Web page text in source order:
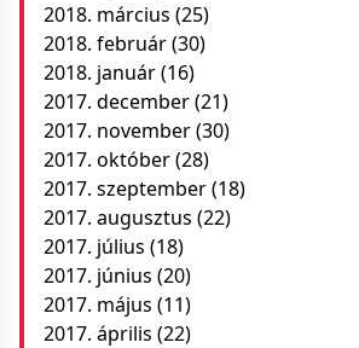
2018. március (25)
2018. február(30)
2018. január(16)
2017. december(21)
2017. november(30)
2017. október(28)
2017. szeptember(18)
2017. augusztus (22)
2017. július (18)
2017. június (20)
2017. május (11)
2017. április (22)